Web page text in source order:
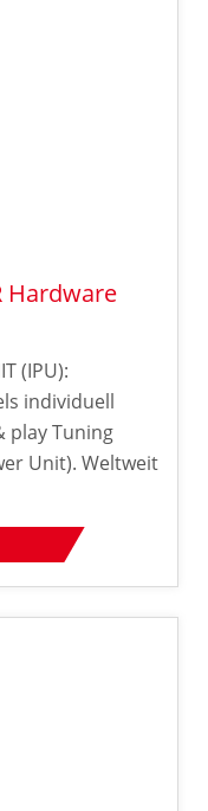
Hardware
(IPU):
individuell
play Tuning
Unit). Weltweit